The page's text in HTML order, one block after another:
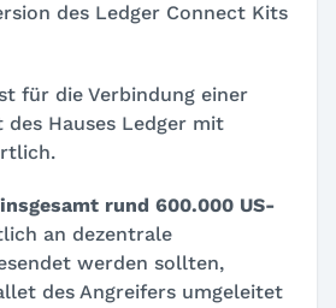
des Ledger Connect Kits
für die Verbindung einer
Hauses Ledger mit
rund 600.000 US-
an dezentrale
werden sollten,
des Angreifers umgeleitet